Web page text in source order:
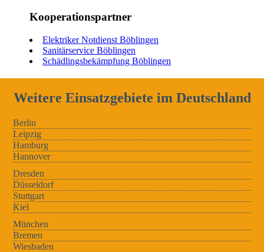
Kooperationspartner
Elektriker Notdienst Böblingen
Sanitärservice Böblingen
Schädlingsbekämpfung Böblingen
Weitere Einsatzgebiete im Deutschland
Berlin
Leipzig
Hamburg
Hannover
Dresden
Düsseldorf
Stuttgart
Kiel
München
Bremen
Wiesbaden